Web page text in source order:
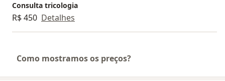
Consulta tricologia
R$ 450 Detalhes
Como mostramos os preços?